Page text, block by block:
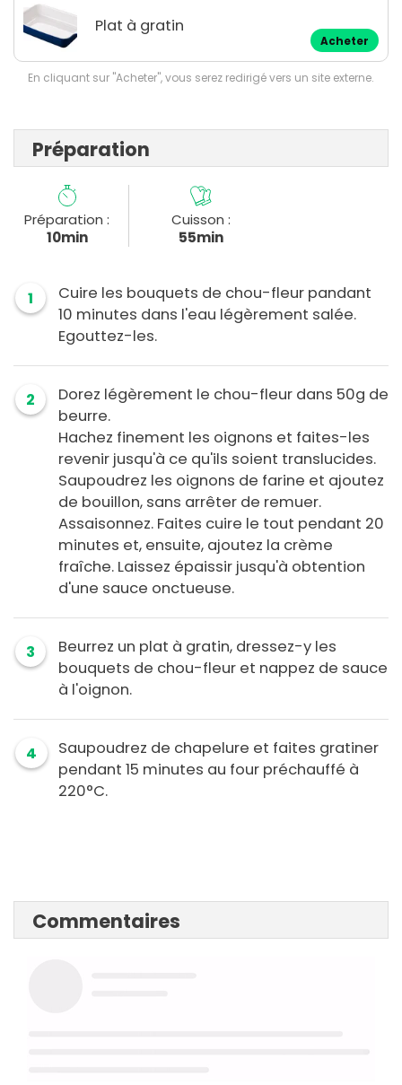
Plat à gratin
Acheter
En cliquant sur "Acheter", vous serez redirigé vers un site externe.
Préparation
Préparation :
10min
Cuisson :
55min
1
Cuire les bouquets de chou-fleur pandant
10 minutes dans l'eau légèrement salée.
Egouttez-les.
2
Dorez légèrement le chou-fleur dans 50g de
beurre.
Hachez finement les oignons et faites-les
revenir jusqu'à ce qu'ils soient translucides.
Saupoudrez les oignons de farine et ajoutez
de bouillon, sans arrêter de remuer.
Assaisonnez. Faites cuire le tout pendant 20
minutes et, ensuite, ajoutez la crème
fraîche. Laissez épaissir jusqu'à obtention
d'une sauce onctueuse.
3
Beurrez un plat à gratin, dressez-y les
bouquets de chou-fleur et nappez de sauce
à l'oignon.
4
Saupoudrez de chapelure et faites gratiner
pendant 15 minutes au four préchauffé à
220°C.
Commentaires